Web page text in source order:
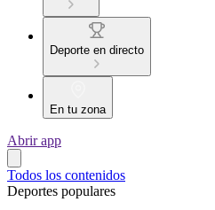
Deporte en directo
En tu zona
Abrir app
Todos los contenidos
Deportes populares